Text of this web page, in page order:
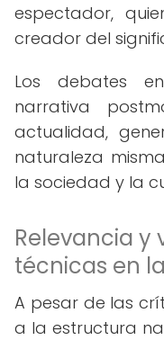
espectador,
creador del
Los debates
narrativa
actualidad,
naturaleza
la sociedad y la
Relevancia y
técnicas en
A pesar de las
a la estructura